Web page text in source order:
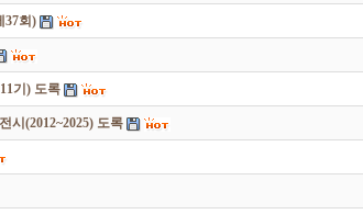
37회)
기) 도록
시(2012~2025) 도록